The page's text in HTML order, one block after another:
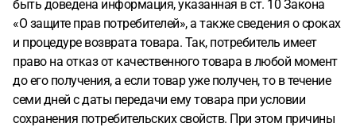
быть доведена информация, указанная в ст. 10 Закона
«О защите прав потребителей», а также сведения о сроках
и процедуре возврата товара. Так, потребитель имеет
право на отказ от качественного товара в любой момент
до его получения, а если товар уже получен, то в течение
семи дней с даты передачи ему товара при условии
сохранения потребительских свойств. При этом причины